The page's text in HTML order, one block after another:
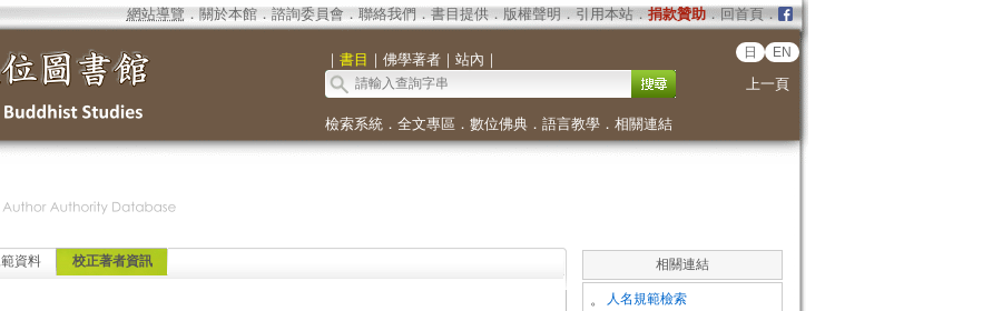
網站導覽 ． 關於本館． 諮詢委員會． 聯絡我們 ． 書目提供． 版權聲明 ． 引用本站． 捐款贊助．回首頁．
｜ 書目 ｜ 佛學著者｜ 站內 ｜ 日 EN
上一頁
檢索系統． 全文專區 ． 數位佛典． 語言教學． 相關連結
資料 校正著者資訊 相關連結
。 人名規範檢索